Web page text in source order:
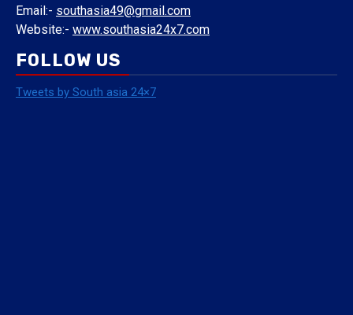
Email:- southasia49@gmail.com
Website:- www.southasia24x7.com
FOLLOW US
Tweets by South asia 24×7